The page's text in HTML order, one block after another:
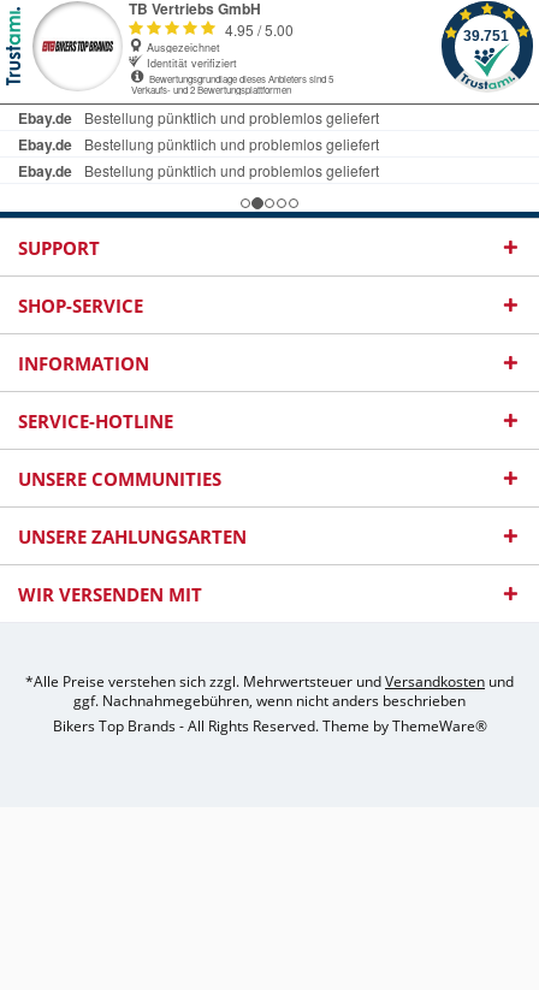
SUPPORT
SHOP-SERVICE
INFORMATION
SERVICE-HOTLINE
UNSERE COMMUNITIES
UNSERE ZAHLUNGSARTEN
WIR VERSENDEN MIT
*Alle Preise verstehen sich zzgl. Mehrwertsteuer undVersandkosten und
ggf. Nachnahmegebühren, wenn nicht anders beschrieben
Bikers Top Brands - All Rights Reserved. Theme byThemeWare®